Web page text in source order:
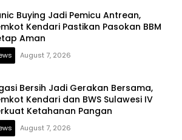
Buying Jadi Pemicu Antrean,
Kendari Pastikan Pasokan BBM
Aman
August 7, 2026
Bersih Jadi Gerakan Bersama,
Kendari dan BWS Sulawesi IV
Ketahanan Pangan
August 7, 2026